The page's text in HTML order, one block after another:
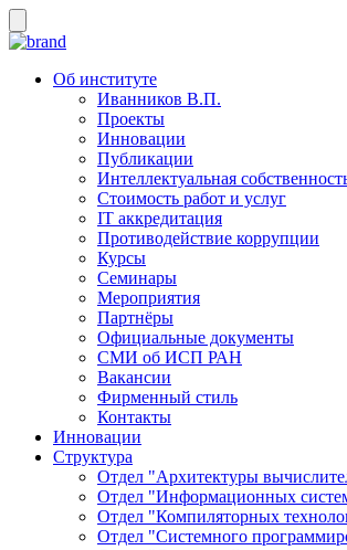
Об институте
Иванников В.П.
Проекты
Инновации
Публикации
Интеллектуальная
Стоимость работ и услуг
IT аккредитация
Противодействие коррупции
Курсы
Семинары
Мероприятия
Партнёры
Официальные документы
СМИ об ИСП РАН
Вакансии
Фирменный стиль
Контакты
Инновации
Структура
Отдел "Архитектуры
Отдел "Информационных
Отдел "Компиляторных
Отдел "Системного